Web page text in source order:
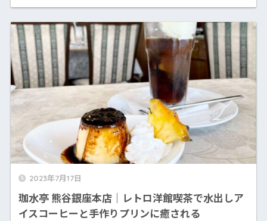
2023年7月17日
珈水亭 熊谷銀座本店｜レトロ洋館喫茶で水出しア
イスコーヒーと手作りプリンに癒される